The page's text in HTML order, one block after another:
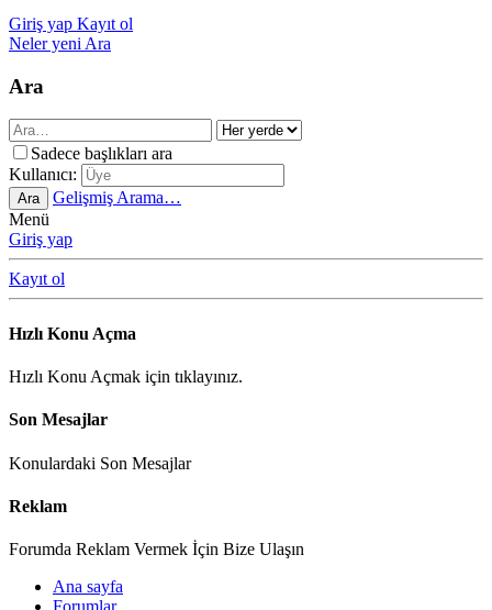
Giriş yap Kayıt ol
Neler yeni Ara
Ara
Sadece başlıkları ara
Kullanıcı:
Ara
Gelişmiş Arama…
Menü
Giriş yap
Kayıt ol
Hızlı Konu Açma
Hızlı Konu Açmak için tıklayınız.
Son Mesajlar
Konulardaki Son Mesajlar
Reklam
Forumda Reklam Vermek İçin Bize Ulaşın
Ana sayfa
Forumlar